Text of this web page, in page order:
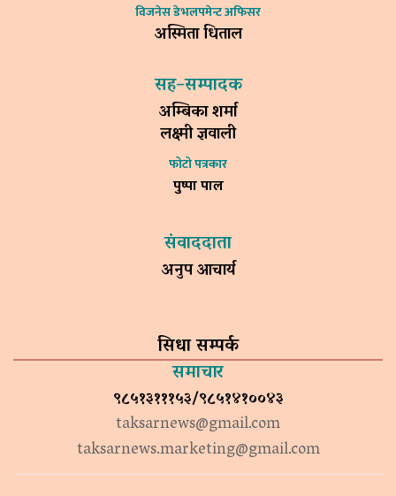
विजनेस डेभलपमेन्ट अफिसर
अस्मिता धिताल
सह–सम्पादक
अम्बिका शर्मा
लक्ष्मी ज्ञवाली
फोटो पत्रकार
पुष्पा पाल
संवाददाता
अनुप आचार्य
सिधा सम्पर्क
समाचार
९८५१३१११५३/९८५१४१००४३
taksarnews@gmail.com
taksarnews.marketing@gmail.com